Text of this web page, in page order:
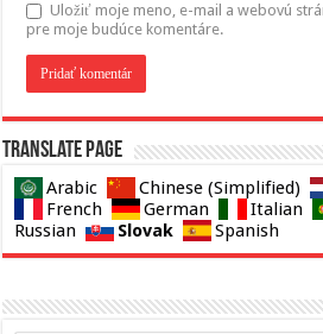
Uložiť moje meno, e-mail a webovú
pre moje budúce komentáre.
Translate page
Arabic Chinese (Simplified)
French
German Italian
Russian
Slovak Spanish